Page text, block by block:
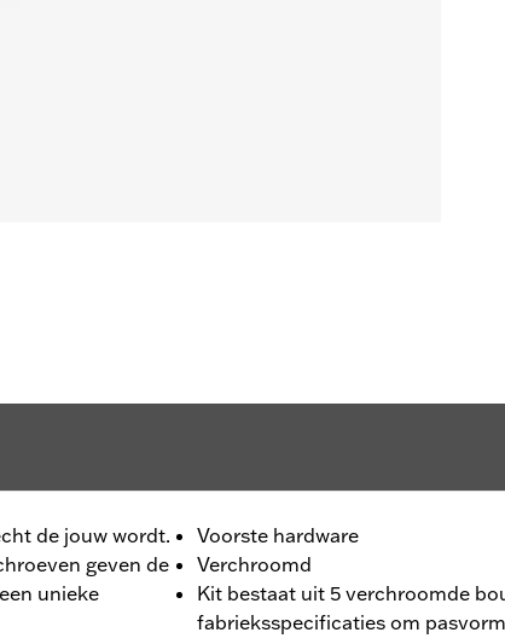
de jouw wordt.
geven de
unieke
Voorste hardware
Verchroomd
Kit bestaat uit 5 verchroomde
fabrieksspecificaties om